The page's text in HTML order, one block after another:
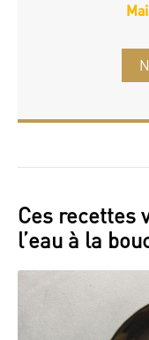
Ces recettes
l’eau à la